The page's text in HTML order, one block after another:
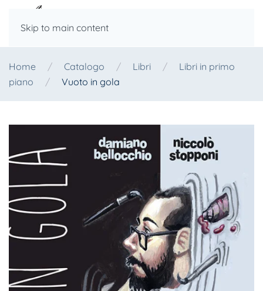
Skip to main content
Home Catalogo Libri
Libri in primo
piano
Vuoto in gola